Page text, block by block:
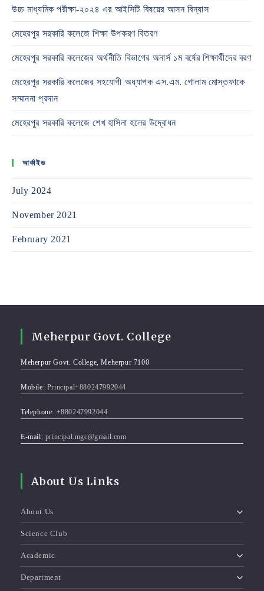
উচ্চ মাধ্যমিক পরীক্ষা-২০২৪ এর আইসিটি বিষয়ের আসন বিন্যাস
মেহেরপুর সরকারি কলেজে শিক্ষা উপকরণ বিতরণ
মেহেরপুর সরকারি কলেজের অর্থনীতি বিভাগের অনার্স ১ম বর্ষের শিক্ষার্থীদের বরণ
মেহেরপুর সরকারি কলেজের সহযোগী অধ্যাপক এস.এম. গোলাম মোস্তফাকে
সম্মাননা প্রদান
মেহেরপুর সরকারি কলেজে শেখ হাসিনা হলের উদ্বোধন
আর্কাইভ
July 2024
November 2021
February 2021
Meherpur Govt. College
Meherpur Govt. College, Meherpur 7100
Mobile: Principal+880247992044
Telephone: +880247992044
E-mail: principal.mgc@gmail.com
About Us Links
About Us
Science Club
Academic
Department